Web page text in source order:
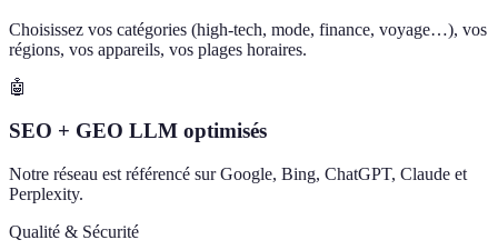
Choisissez vos catégories (high-tech, mode, finance, voyage…), vos
régions, vos appareils, vos plages horaires.
🤖
SEO + GEO LLM optimisés
Notre réseau est référencé sur Google, Bing, ChatGPT, Claude et
Perplexity.
Qualité & Sécurité